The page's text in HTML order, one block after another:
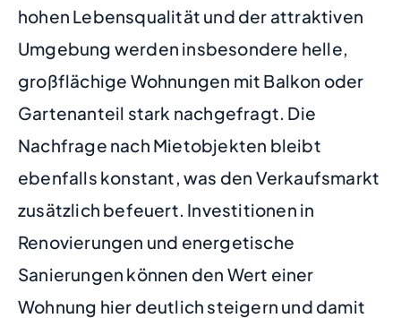
hohen Lebensqualität und der attraktiven
Umgebung werden insbesondere helle,
großflächige Wohnungen mit Balkon oder
Gartenanteil stark nachgefragt. Die
Nachfrage nach Mietobjekten bleibt
ebenfalls konstant, was den Verkaufsmarkt
zusätzlich befeuert. Investitionen in
Renovierungen und energetische
Sanierungen können den Wert einer
Wohnung hier deutlich steigern und damit